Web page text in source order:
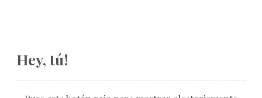
Hey, tú!